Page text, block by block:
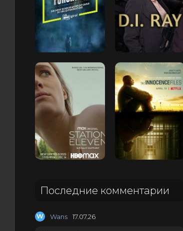
Последние комментарии
W Wans 17.07.26